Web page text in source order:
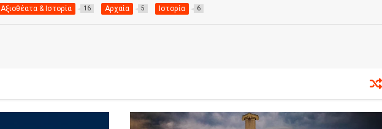
Αξιοθέατα & Ιστορία 16 Αρχαία 5 Ιστορία 6